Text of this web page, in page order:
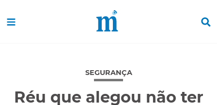
SEGURANÇA
Réu que alegou não ter